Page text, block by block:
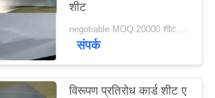
शीट
negotiable MOQ:20000 शीट या 2 टन
संपर्क
विरूपण प्रतिरोध कार्ड शीट ए